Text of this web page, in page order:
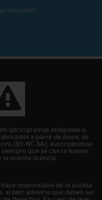
(pictogramas,imágenes o
a partir de éstos, se
(BY-NC-SA), autorizándose
que se cite la fuente,
la misma licencia.
responsable de la subida
si bien advierte que deben ser